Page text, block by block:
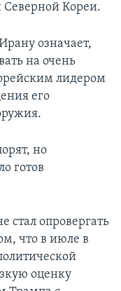
Северной Кореи.
означает,
на очень
лидером
его
но
готов
стал опровергать
что в июле в
оценку